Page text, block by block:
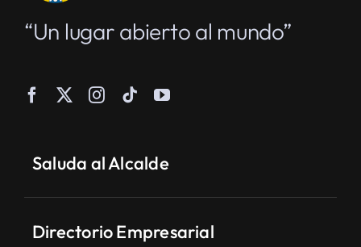
“Un lugar abierto al mundo”
Saluda al Alcalde
Directorio Empresarial